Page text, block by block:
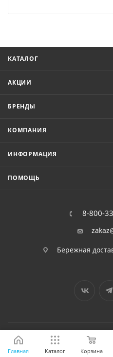
КАТАЛОГ
АКЦИИ
БРЕНДЫ
КОМПАНИЯ
ИНФОРМАЦИЯ
ПОМОЩЬ
8-800-
Бережная
Главная Каталог Корзина